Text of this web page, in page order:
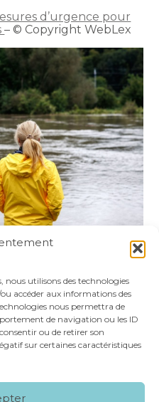
nous utilisons des technologies
accéder aux informations des
nous permettra de
de navigation ou les ID
ou de retirer son
sur certaines caractéristiques
d’urgence pour
– © Copyright WebLex